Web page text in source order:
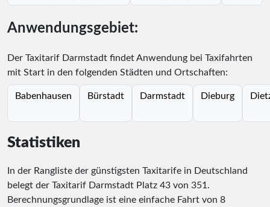
Anwendungsgebiet:
Der Taxitarif Darmstadt findet Anwendung bei Taxifahrten
mit Start in den folgenden Städten und Ortschaften:
Babenhausen Bürstadt Darmstadt Dieburg
Statistiken
In der Rangliste der günstigsten Taxitarife in Deutschland
belegt der Taxitarif Darmstadt Platz 43 von 351.
Berechnungsgrundlage ist eine einfache Fahrt von 8